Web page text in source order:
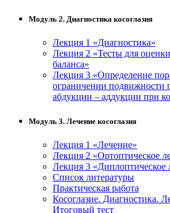
Модуль 2. Диагностика косоглазия
Лекция 1 «Диагностика»
Лекция 2 «Тесты для
баланса»
Лекция 3 «Определение
ограничении подвижности
абдукции – аддукции при
Модуль 3. Лечение косоглазия
Лекция 1 «Лечение»
Лекция 2 «Ортоптическое
Лекция 3 «Диплоптическое
Список литературы
Практическая работа
Косоглазие. Диагностика.
Итоговый тест